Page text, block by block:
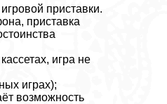
приставки.
приставка
игра не
играх);
возможность